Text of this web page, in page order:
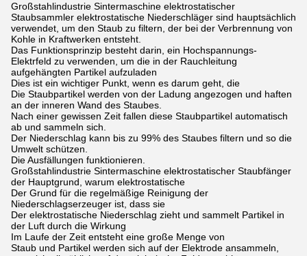
Großstahlindustrie Sintermaschine elektrostatischer
Staubsammler elektrostatische Niederschläger sind hauptsächlich
verwendet, um den Staub zu filtern, der bei der Verbrennung von
Kohle in Kraftwerken entsteht.
Das Funktionsprinzip besteht darin, ein Hochspannungs-
Elektrfeld zu verwenden, um die in der Rauchleitung
aufgehängten Partikel aufzuladen
Dies ist ein wichtiger Punkt, wenn es darum geht, die
Die Staubpartikel werden von der Ladung angezogen und haften
an der inneren Wand des Staubes.
Nach einer gewissen Zeit fallen diese Staubpartikel automatisch
ab und sammeln sich.
Der Niederschlag kann bis zu 99% des Staubes filtern und so die
Umwelt schützen.
Die Ausfällungen funktionieren.
Großstahlindustrie Sintermaschine elektrostatischer Staubfänger
der Hauptgrund, warum elektrostatische
Der Grund für die regelmäßige Reinigung der
Niederschlagserzeuger ist, dass sie
Der elektrostatische Niederschlag zieht und sammelt Partikel in
der Luft durch die Wirkung
Im Laufe der Zeit entsteht eine große Menge von
Staub und Partikel werden sich auf der Elektrode ansammeln,